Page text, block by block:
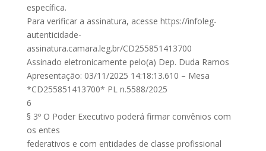
específica.
Para verificar a assinatura, acesse https://infoleg-
autenticidade-
assinatura.camara.leg.br/CD255851413700
Assinado eletronicamente pelo(a) Dep. Duda Ramos
Apresentação: 03/11/2025 14:18:13.610 – Mesa
*CD255851413700* PL n.5588/2025
6
§ 3º O Poder Executivo poderá firmar convênios com
os entes
federativos e com entidades de classe profissional